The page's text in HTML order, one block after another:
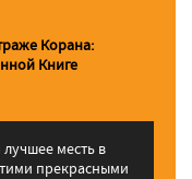
Корана:
Книге
месть в
прекрасными